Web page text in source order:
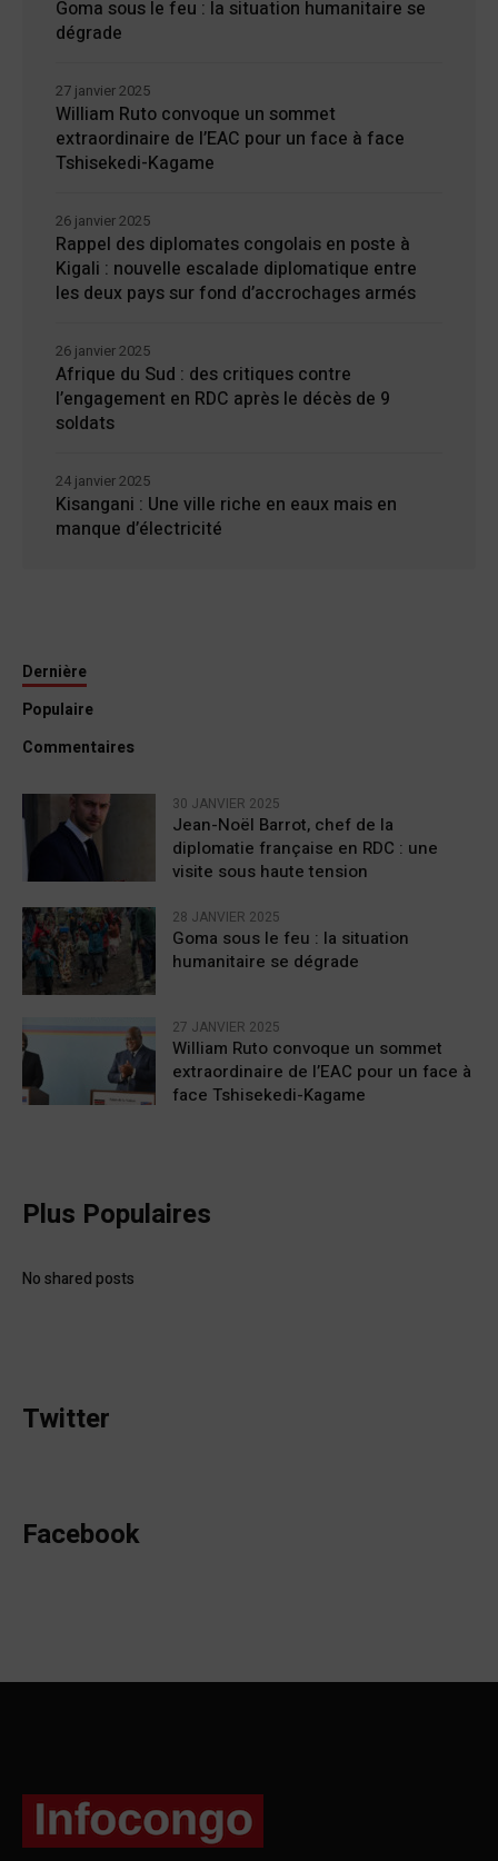
Goma sous le feu : la situation humanitaire se
dégrade
William Ruto convoque un sommet
extraordinaire de l’EAC pour un face à face
Tshisekedi-Kagame
27 janvier 2025
Rappel des diplomates congolais en poste à
Kigali : nouvelle escalade diplomatique entre
les deux pays sur fond d’accrochages armés
26 janvier 2025
Afrique du Sud : des critiques contre
l’engagement en RDC après le décès de 9
soldats
26 janvier 2025
Kisangani : Une ville riche en eaux mais en
manque d’électricité
24 janvier 2025
Dernière
Populaire
Commentaires
30 JANVIER 2025
Jean-Noël Barrot, chef de la
diplomatie française en RDC : une
visite sous haute tension
28 JANVIER 2025
Goma sous le feu : la situation
humanitaire se dégrade
27 JANVIER 2025
William Ruto convoque un sommet
extraordinaire de l’EAC pour un face à
face Tshisekedi-Kagame
Plus Populaires
No shared posts
Twitter
Facebook